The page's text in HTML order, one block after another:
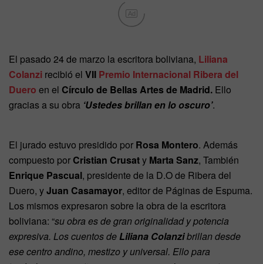
Ad
El pasado 24 de marzo la escritora boliviana, Liliana
Colanzi recibió el VII Premio Internacional Ribera del
Duero en el Círculo de Bellas Artes de Madrid. Ello
gracias a su obra ‘Ustedes brillan en lo oscuro’.
El jurado estuvo presidido por Rosa Montero. Además
compuesto por Cristian Crusaty Marta Sanz, También
Enrique Pascual, presidente de la D.O de Ribera del
Duero, yJuan Casamayor, editor de Páginas de Espuma.
Los mismos expresaron sobre la obra de la escritora
boliviana: “su obra es de gran originalidad y potencia
expresiva. Los cuentos deLiliana Colanzibrillan desde
ese centro andino, mestizo y universal. Ello para